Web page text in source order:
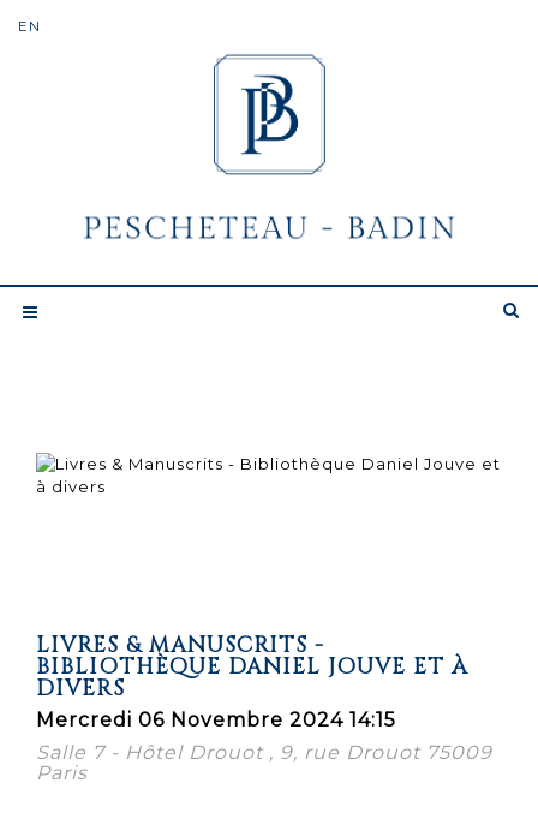
LIVRES & MANUSCRITS -
BIBLIOTHÈQUE DANIEL JOUVE ET À
DIVERS
Mercredi 06 Novembre 2024 14:15
Salle 7 - Hôtel Drouot , 9, rue Drouot 75009
Paris